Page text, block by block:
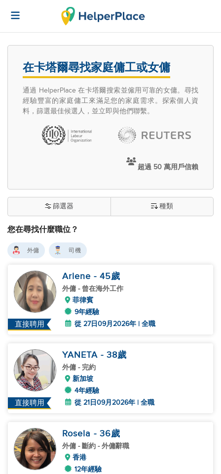
在卡塔爾尋找家庭傭工或女傭
通過 HelperPlace 在卡塔爾搜索並僱用可靠的女傭。尋找
經驗豐富的家庭傭工來滿足您的家庭需求。探索個人資
料，篩選最佳候選人，並立即與他們聯繫。
超過 50 萬用戶信賴
您在尋找什麼職位？
篩選器 種類
外傭 司機
直接聘用
Arlene - 45歲
外傭 - 曾在海外工作
菲律賓
9年經驗
從 27日09月2026年 | 全職
直接聘用
YANETA - 38歲
外傭 - 完約
新加坡
4年經驗
從 21日09月2026年 | 全職
Rosela - 36歲
外傭 - 斷約 - 外傭辭職
香港
12年經驗